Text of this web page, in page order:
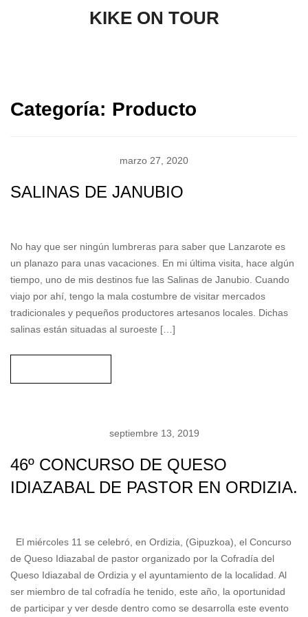
KIKE ON TOUR
Categoría:Producto
marzo 27, 2020
SALINAS DE JANUBIO
No hay que ser ningún lumbreras para saber que Lanzarote
es un planazo para unas vacaciones. En mi última visita,
hace algún tiempo, uno de mis destinos fue las Salinas de
Janubio. Cuando viajo por ahí, tengo la mala costumbre de
visitar mercados tradicionales y pequeños productores
artesanos locales. Dichas salinas están situadas al suroeste
READ MORE
46º CONCURSO DE QUESO
kikeontour No Comments Producto
El miércoles 11 se celebró, en Ordizia, (Gipuzkoa), el
Concurso de Queso Idiazabal de pastor organizado por la
Cofradía del Queso Idiazabal de Ordizia y el ayuntamiento